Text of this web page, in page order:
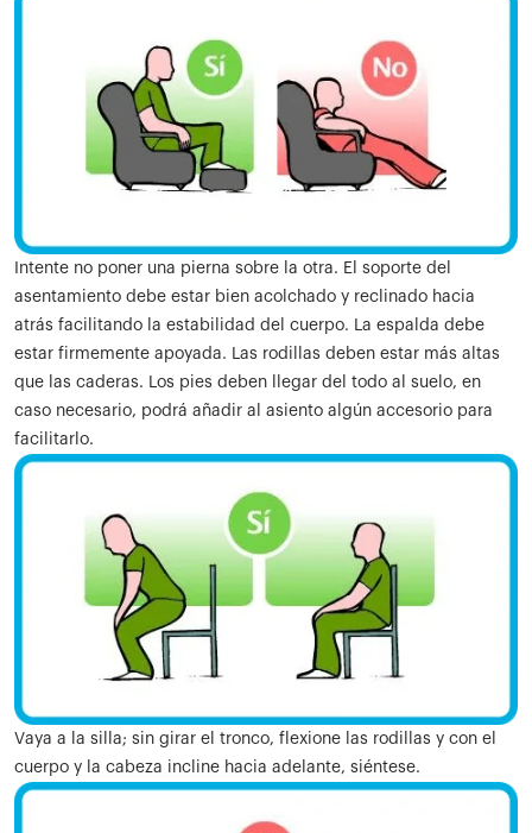
Intente no poner una pierna sobre la otra. El soporte del
asentamiento debe estar bien acolchado y reclinado hacia
atrás facilitando la estabilidad del cuerpo. La espalda debe
estar firmemente apoyada. Las rodillas deben estar más altas
que las caderas. Los pies deben llegar del todo al suelo, en
caso necesario, podrá añadir al asiento algún accesorio para
facilitarlo.
Vaya a la silla; sin girar el tronco, flexione las rodillas y con el
cuerpo y la cabeza incline hacia adelante, siéntese.